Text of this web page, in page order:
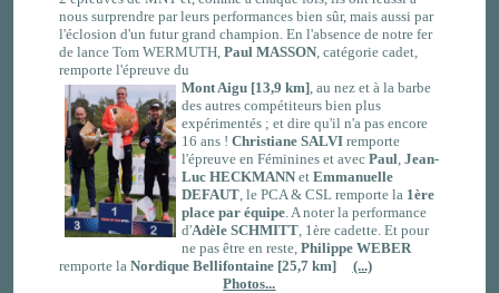
nous surprendre par leurs performances bien sûr, mais aussi par
l'éclosion d'un futur grand champion. En l'absence de notre fer
de lance Tom WERMUTH, Paul MASSON, catégorie cadet,
remporte l'épreuve du
Mont Aigu [13,9 km], au nez et à la barbe
des autres compétiteurs bien plus
expérimentés ; et dire qu'il n'a pas encore
16 ans ! Christiane SALVIremporte
l'épreuve en Féminines et avec Paul Jean-
Luc HECKMANNet Emmanuelle
DEFAUT, le PCA & CSL remporte la 1ère
place par équipe. A noter la performance
d'Adèle SCHMITT, 1ère cadette. Et pour
ne pas être en reste, Philippe WEBER
remporte la Nordique Bellifontaine [25,7 km]
(...)
Photos...